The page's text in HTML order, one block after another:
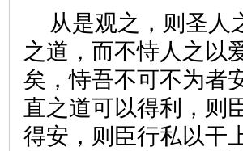
从是观之，则圣人
之道，而不恃人之以
矣，恃吾不可不为者
直之道可以得利，则
得安，则臣行私以干